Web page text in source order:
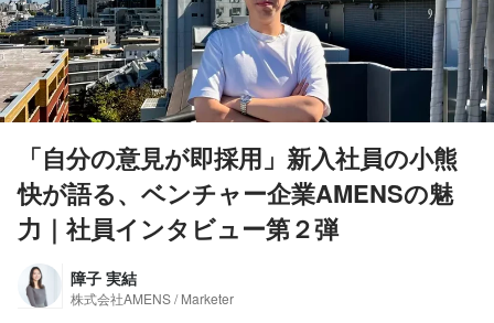
「自分の意見が即採用」新入社員の小熊
快が語る、ベンチャー企業AMENSの魅
力｜社員インタビュー第２弾
障子 実結
株式会社AMENS / Marketer